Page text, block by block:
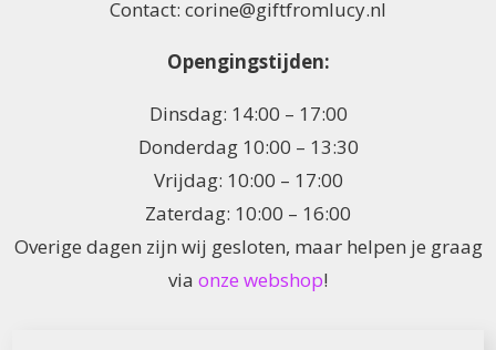
Contact: corine@giftfromlucy.nl
Opengingstijden:
Dinsdag: 14:00 – 17:00
Donderdag 10:00 – 13:30
Vrijdag: 10:00 – 17:00
Zaterdag: 10:00 – 16:00
Overige dagen zijn wij gesloten, maar helpen je graag
via onze webshop!